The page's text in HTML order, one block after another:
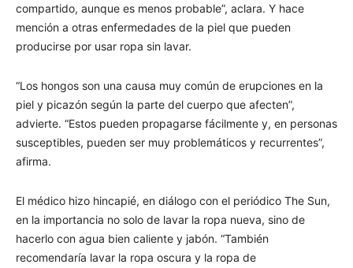
compartido, aunque es menos probable”, aclara. Y hace
mención a otras enfermedades de la piel que pueden
producirse por usar ropa sin lavar.
“Los hongos son una causa muy común de erupciones en la
piel y picazón según la parte del cuerpo que afecten”,
advierte. “Estos pueden propagarse fácilmente y, en personas
susceptibles, pueden ser muy problemáticos y recurrentes”,
afirma.
El médico hizo hincapié, en diálogo con el periódico The Sun,
en la importancia no solo de lavar la ropa nueva, sino de
hacerlo con agua bien caliente y jabón. “También
recomendaría lavar la ropa oscura y la ropa de